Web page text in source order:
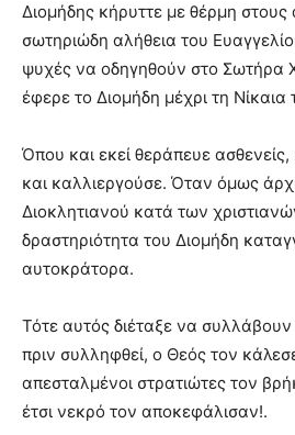
Διομήδης κήρυττε με θέρμη στους
σωτηριώδη αλήθεια του
ψυχές να οδηγηθούν στο Σωτήρα
έφερε το Διομήδη μέχρι τη Νίκαια
Όπου και εκεί θεράπευε ασθενείς,
και καλλιεργούσε. Όταν όμως
Διοκλητιανού κατά των
δραστηριότητα του Διομήδη
αυτοκράτορα.
Τότε αυτός διέταξε να
πριν συλληφθεί, ο Θεός τον
απεσταλμένοι στρατιώτες τον
έτσι νεκρό τον αποκεφάλισαν!.